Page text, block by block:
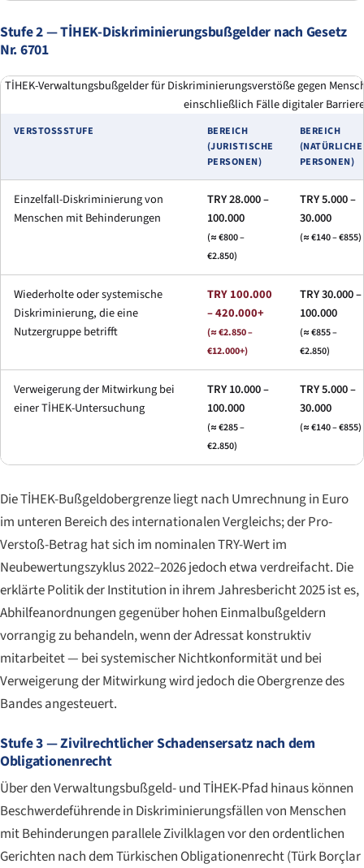
Stufe 2 — TİHEK-Diskriminierungsbußgelder nach Gesetz
Nr. 6701
TİHEK-Verwaltungsbußgelder für Diskriminierungsverstöße gegen
einschließlich Fälle digitaler
VERSTOSSSTUFE
BEREICH
(JURISTISCHE
PERSONEN)
BEREICH
(NATÜRLICHE
PERSONEN)
Einzelfall-Diskriminierung von
Menschen mit Behinderungen
TRY 28.000 –
100.000
(≈ €800 –
€2.850)
TRY 5.000 –
30.000
(≈ €140 – €855)
Wiederholte oder systemische
Diskriminierung, die eine
Nutzergruppe betrifft
TRY 100.000
– 420.000+
(≈ €2.850 –
€12.000+)
TRY 30.000 –
100.000
(≈ €855 –
€2.850)
Verweigerung der Mitwirkung bei
einer TİHEK-Untersuchung
TRY 10.000 –
100.000
(≈ €285 –
€2.850)
TRY 5.000 –
30.000
(≈ €140 – €855)
Die TİHEK-Bußgeldobergrenze liegt nach Umrechnung in Euro
im unteren Bereich des internationalen Vergleichs; der Pro-
Verstoß-Betrag hat sich im nominalen TRY-Wert im
Neubewertungszyklus 2022–2026 jedoch etwa verdreifacht. Die
erklärte Politik der Institution in ihrem Jahresbericht 2025 ist es,
Abhilfeanordnungen gegenüber hohen Einmalbußgeldern
vorrangig zu behandeln, wenn der Adressat konstruktiv
mitarbeitet — bei systemischer Nichtkonformität und bei
Verweigerung der Mitwirkung wird jedoch die Obergrenze des
Bandes angesteuert.
Stufe 3 — Zivilrechtlicher Schadensersatz nach dem
Obligationenrecht
Über den Verwaltungsbußgeld- und TİHEK-Pfad hinaus können
Beschwerdeführende in Diskriminierungsfällen von Menschen
mit Behinderungen parallele Zivilklagen vor den ordentlichen
Gerichten nach dem Türkischen Obligationenrecht (Türk Borçlar